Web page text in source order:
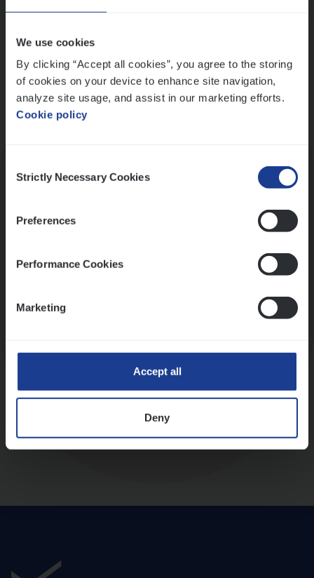
We use cookies
By clicking “Accept all cookies”, you agree to the storing
of cookies on your device to enhance site navigation,
analyze site usage, and assist in our marketing efforts.
Cookie policy
Selection
Strictly Necessary Cookies
Preferences
Performance Cookies
Marketing
Accept all
Deny